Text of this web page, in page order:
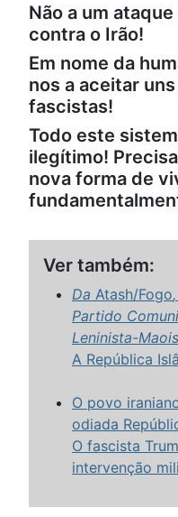
Não a um
contra o Irão!
Em nome da
nos a aceitar
fascistas!
Todo este
ilegítimo!
nova forma de
Ver também:
Da Atash/Fogo
Partido
Leninista-
A República
O povo
odiada
O fascista
intervenção